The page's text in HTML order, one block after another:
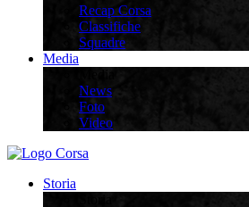
Recap Corsa
Classifiche
Squadre
Media
News
Foto
Video
Storia